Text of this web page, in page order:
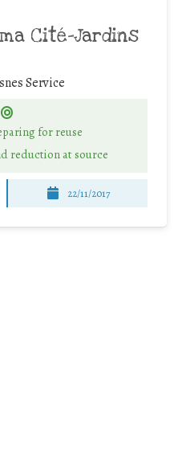
Cité-Jardins
Service
for reuse
reduction at source
22/11/2017